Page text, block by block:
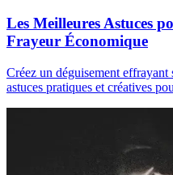
Les Meilleures Astuces
Frayeur Économique
Créez un déguisement effrayant
astuces pratiques et créatives